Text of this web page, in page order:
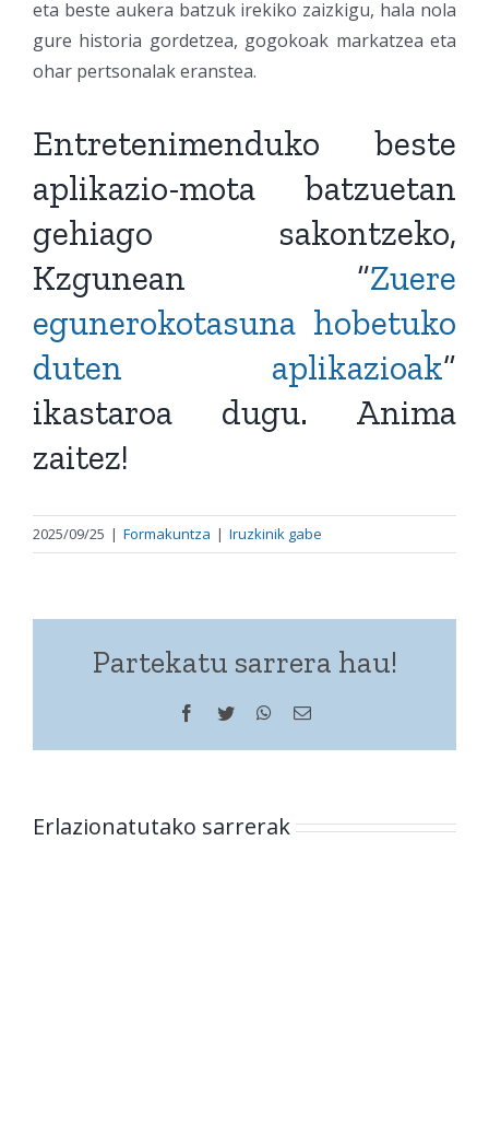
eta beste aukera batzuk irekiko zaizkigu, hala nola
gure historia gordetzea, gogokoak markatzea eta
ohar pertsonalak eranstea.
Entretenimenduko beste
aplikazio-mota batzuetan
gehiago sakontzeko,
Kzgunean “Zuere
egunerokotasuna hobetuko
duten aplikazioak”
ikastaroa dugu. Anima
zaitez!
2025/09/25 | Formakuntza | Iruzkinik gabe
Partekatu sarrera hau!
Facebook
Twitter WhatsApp
Helbide
Erlazionatutako sarrerak